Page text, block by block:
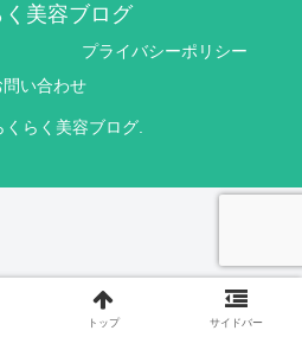
く美容ブログ
プライバシーポリシー
問い合わせ
らく美容ブログ.
トップ サイドバー